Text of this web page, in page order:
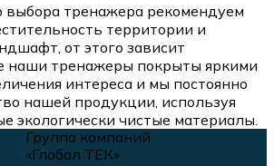
выбора тренажера рекомендуем
территории и
от этого зависит
наши тренажеры покрыты яркими
интереса и мы постоянно
нашей продукции, используя
экологически чистые материалы.
Группа компаний
«Глобал ТЕК»